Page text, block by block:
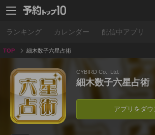
ランキング カレンダー 配信中アプリ
TOP 細木数子六星占術
CYBIRD Co., Ltd.
細木数子六星占術
アプリをダウ